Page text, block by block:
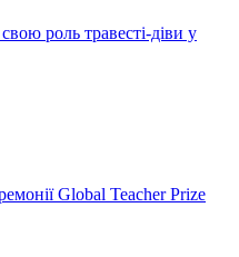
роль травесті-діви у
Global Teacher Prize